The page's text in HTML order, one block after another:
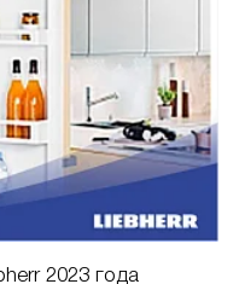
2023 года